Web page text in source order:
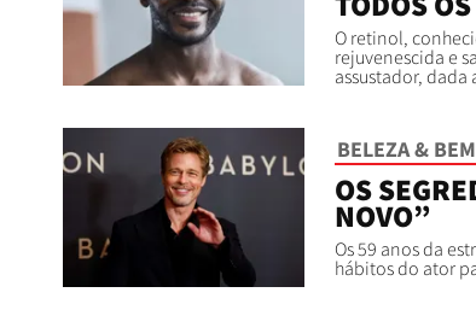
O retinol,
rejuvenescida e
assustador, dada
BELEZA &
OS
NOVO”
Os 59 anos da
hábitos do ator